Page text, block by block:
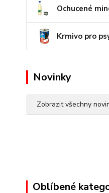
Ochucené
Krmivo pro
Novinky
Zobrazit všechny
Oblíbené